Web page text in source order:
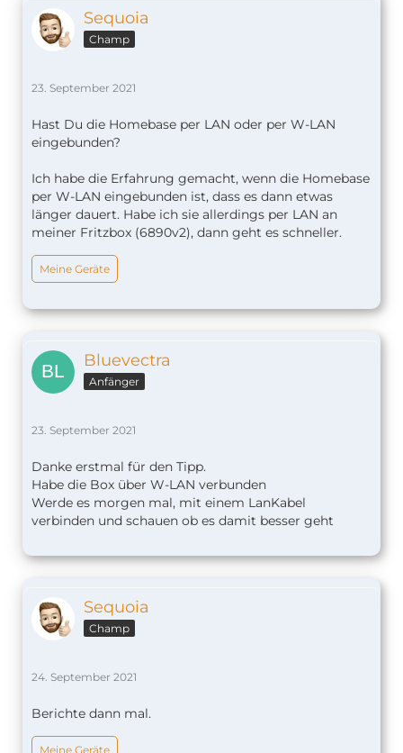
Sequoia
Champ
23. September 2021
Hast Du die Homebase per LAN oder per W-LAN
eingebunden?
Ich habe die Erfahrung gemacht, wenn die Homebase
per W-LAN eingebunden ist, dass es dann etwas
länger dauert. Habe ich sie allerdings per LAN an
meiner Fritzbox (6890v2), dann geht es schneller.
Meine Geräte
Bluevectra
Anfänger
23. September 2021
Danke erstmal für den Tipp.
Habe die Box über W-LAN verbunden
Werde es morgen mal, mit einem LanKabel
verbinden und schauen ob es damit besser geht
Sequoia
Champ
24. September 2021
Berichte dann mal.
Meine Geräte